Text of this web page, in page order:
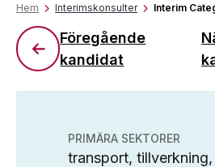
Hem Interimskonsulter Interim
Föregående
kandidat
PRIMÄRA SEKTORER
transport,